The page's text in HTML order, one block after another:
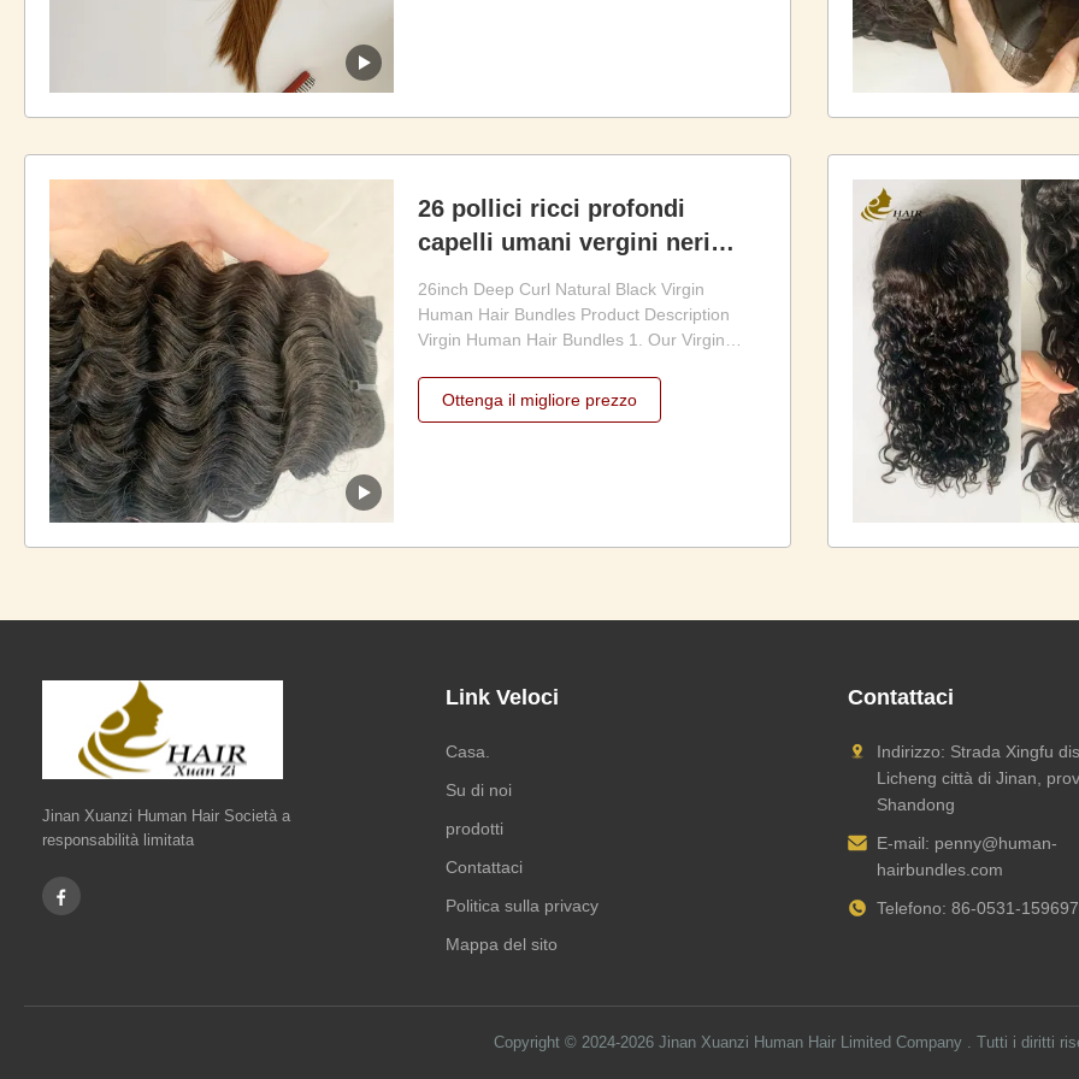
26 pollici ricci profondi
capelli umani vergini neri
26inch Deep Curl Natural Black Virgin
Human Hair Bundles Product Description
Virgin Human Hair Bundles 1. Our Virgin
for those looking for high-quality, natural-
looking hair extensions. Made from 100%
Ottenga il migliore prezzo
Jinan Xuanzi Human Hair Società a
responsabilità limitata
Link Veloci
Casa.
Su di noi
prodotti
Contattaci
Politica sulla privacy
Mappa del sito
Contattaci
Indirizzo: Strada Xingfu
Licheng città di Jinan,
Shandong
E-mail: penny@human-
hairbundles.com
Telefono: 86-0531-
Copyright © 2024-2026 Jinan Xuanzi Human Hair Limited Company . Tutti i diritti